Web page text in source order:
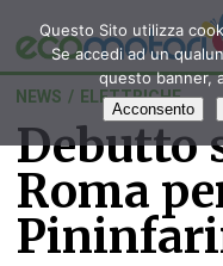
NEWS / ELETTRICHE
Debutto
Roma
Questo Sito utilizza
Se accedi ad un
questo banner,
Acconsento